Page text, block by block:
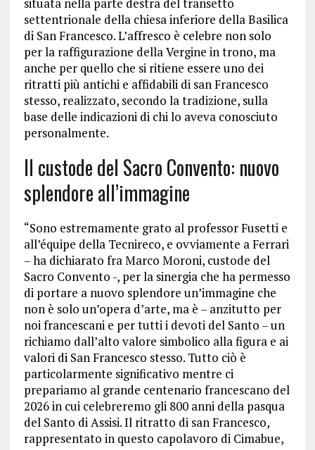
settentrionale della chiesa inferiore della Basilica
di San Francesco. L’affresco è celebre non solo
per la raffigurazione della Vergine in trono, ma
anche per quello che si ritiene essere uno dei
ritratti più antichi e affidabili di san Francesco
stesso, realizzato, secondo la tradizione, sulla
base delle indicazioni di chi lo aveva conosciuto
personalmente.
Il custode del Sacro Convento: nuovo
splendore all’immagine
“Sono estremamente grato al professor Fusetti e
all’équipe della Tecnireco, e ovviamente a Ferrari
– ha dichiarato fra Marco Moroni, custode del
Sacro Convento -, per la sinergia che ha permesso
di portare a nuovo splendore un’immagine che
non è solo un’opera d’arte, ma è – anzitutto per
noi francescani e per tutti i devoti del Santo – un
richiamo dall’alto valore simbolico alla figura e ai
valori di San Francesco stesso. Tutto ciò è
particolarmente significativo mentre ci
prepariamo al grande centenario francescano del
2026 in cui celebreremo gli 800 anni della pasqua
del Santo di Assisi. Il ritratto di san Francesco,
rappresentato in questo capolavoro di Cimabue,